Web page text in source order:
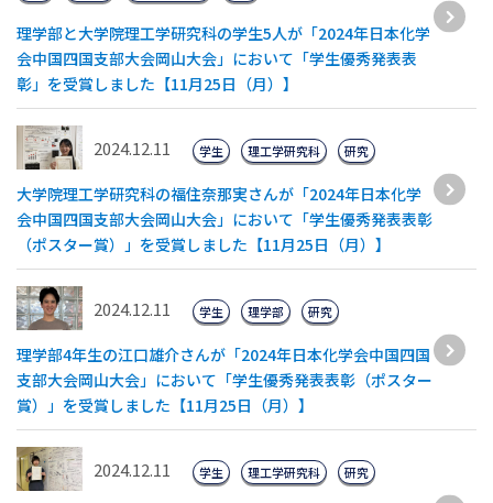
理学部と大学院理工学研究科の学生5人が「2024年日本化学
会中国四国支部大会岡山大会」において「学生優秀発表表
彰」を受賞しました【11月25日（月）】
2024.12.11
大学院理工学研究科の福住奈那実さんが「2024年日本化学
会中国四国支部大会岡山大会」において「学生優秀発表表彰
（ポスター賞）」を受賞しました【11月25日（月）】
学生 理工学研究科 研究
2024.12.11
理学部4年生の江口雄介さんが「2024年日本化学会中国四国
支部大会岡山大会」において「学生優秀発表表彰（ポスター
賞）」を受賞しました【11月25日（月）】
学生 理学部 研究
2024.12.11 学生 理工学研究科 研究